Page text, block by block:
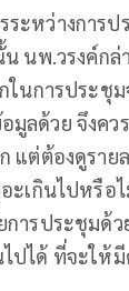
ะหว่างการป
นพ.วรงค์กล่
ในการประชุ
ลด้วย จึงคว
แต่ต้องดูราย
ะเกินไปหรือ
การประชุมด้
ปได้ ที่จะให้